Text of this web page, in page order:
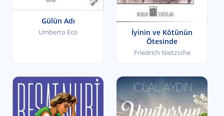
Gülün Adı
Umberto Eco
İyinin ve Kötünün
Ötesinde
Friedrich Nietzsche